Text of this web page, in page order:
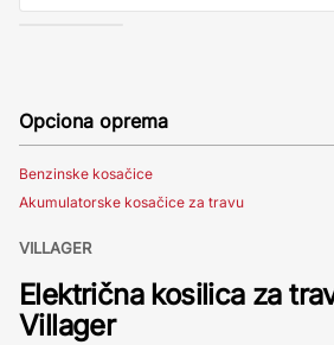
Opciona oprema
Benzinske kosačice
Akumulatorske kosačice za travu
VILLAGER
Električna kosilica za
Villager